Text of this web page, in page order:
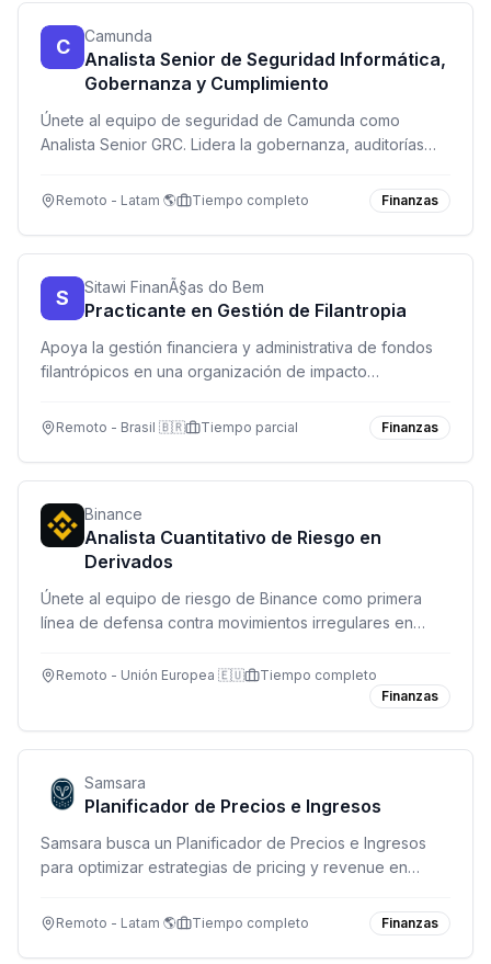
C Camunda
Analista Senior de Seguridad Informática,
Gobernanza y Cumplimiento
Únete al equipo de seguridad de Camunda como
Analista Senior GRC. Lidera la gobernanza, auditorías
cumplimiento normativo en una empresa de tecnología
Remoto - Latam 🌎 Tiempo completo Finanzas
S Sitawi FinanÃ§as do Bem
Practicante en Gestión de Filantropia
Apoya la gestión financiera y administrativa de fondos
filantrópicos en una organización de impacto
ocasionales presenciales.
Remoto - Brasil 🇧🇷 Tiempo parcial Finanzas
Binance
Analista Cuantitativo de Riesgo en
Derivados
Únete al equipo de riesgo de Binance como primera
línea de defensa contra movimientos irregulares en
herramientas de riesgo en tiempo real.
Remoto - Unión Europea 🇪🇺
Tiempo completo
Finanzas
Samsara
Planificador de Precios e Ingresos
Samsara busca un Planificador de Precios e Ingresos
para optimizar estrategias de pricing y revenue en
USA (excepto SF, NYC y Washington DC).
Remoto - Latam 🌎 Tiempo completo Finanzas